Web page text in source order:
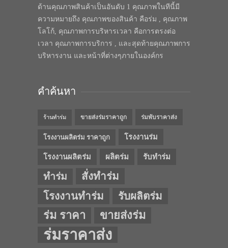
ด้านคุณภาพสินค้าเป็นอันดับ 1 คุณภาพในทีนี้มี
ความหมายถึง คุณภาพของสินค้า คือร่ม , คุณภาพ
โลโก้, คุณภาพการบริหารเวลา คือการตรงต่อ
เวลา คุณภาพการบริการ , และสุดท้ายคุณภาพการ
บริหารงาน และหน้าที่ต่างๆภายในองค์กร
คำค้นหา
ร้านทำร่ม ขายส่งร่มราคาถูก ร่มพับราคาส่ง
โรงงานผลิตร่ม ราคาถูก โรงงานร่ม
โรงงานผลิตร่ม ผลิตร่ม รับทำร่ม
ทำร่ม
สั่งทำร่ม
โรงงานทำร่ม
รับผลิตร่ม
ร่ม ราคา ขายส่งร่ม
ร่มราคาส่ง